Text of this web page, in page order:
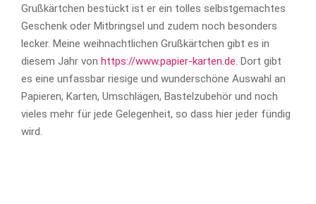
Grußkärtchen bestückt ist er ein tolles selbstgemachtes
Geschenk oder Mitbringsel und zudem noch besonders
lecker. Meine weihnachtlichen Grußkärtchen gibt es in
diesem Jahr von https://www.papier-karten.de. Dort gibt
es eine unfassbar riesige und wunderschöne Auswahl an
Papieren, Karten, Umschlägen, Bastelzubehör und noch
vieles mehr für jede Gelegenheit, so dass hier jeder fündig
wird.